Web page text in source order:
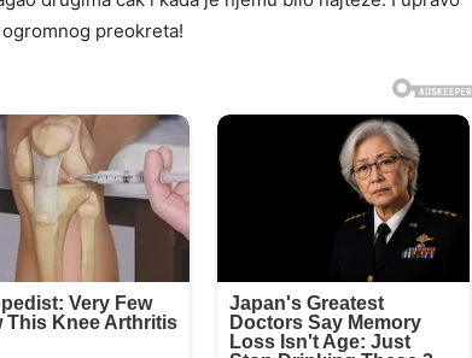
preokreta!